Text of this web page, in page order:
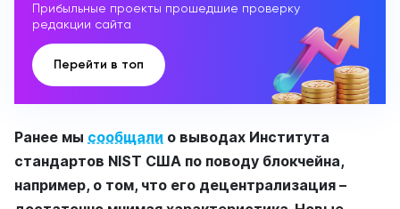
Прибыльные проекты прошедшие проверку
редакции сайта
Перейти в топ
Ранее мы сообщали о выводах Института
стандартов NIST США по поводу блокчейна,
например, о том, что его децентрализация –